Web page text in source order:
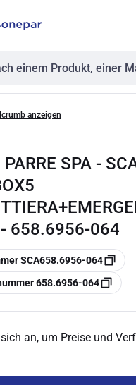
anzeigen
PARRE SPA -
658.6956-064
SCA658.6956-064
658.6956-064
an, um Preise und